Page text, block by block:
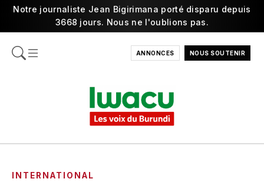
Notre journaliste Jean Bigirimana porté disparu depuis
3668 jours. Nous ne l'oublions pas.
ANNONCES NOUS SOUTENIR
INTERNATIONAL